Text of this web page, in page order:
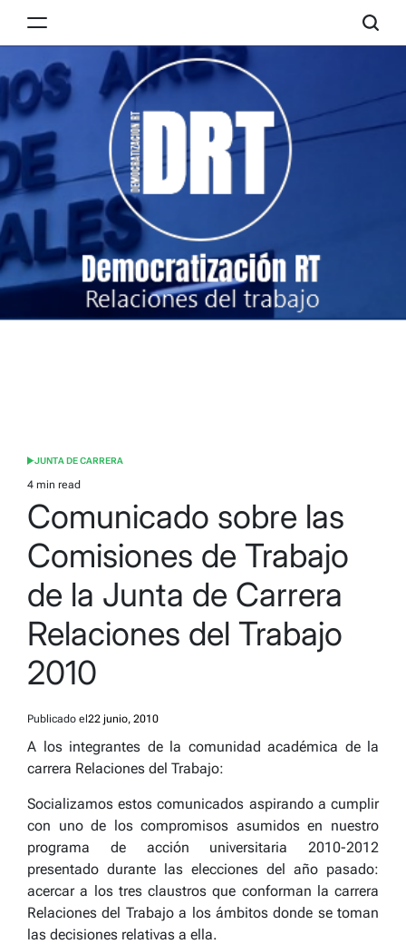
RT
POSTED
IN
JUNTA DE CARRERA
Estimated
read
time
4 min read
Comunicado sobre las
Comisiones de Trabajo
de la Junta de Carrera
Relaciones del Trabajo
2010
Publicado el 22 junio, 2010
A los integrantes de la comunidad académica de la
carrera Relaciones del Trabajo:
Socializamos estos comunicados aspirando a cumplir
con uno de los compromisos asumidos en nuestro
programa de acción universitaria 2010-2012
presentado durante las elecciones del año pasado:
acercar a los tres claustros que conforman la carrera
Relaciones del Trabajo a los ámbitos donde se toman
las decisiones relativas a ella.